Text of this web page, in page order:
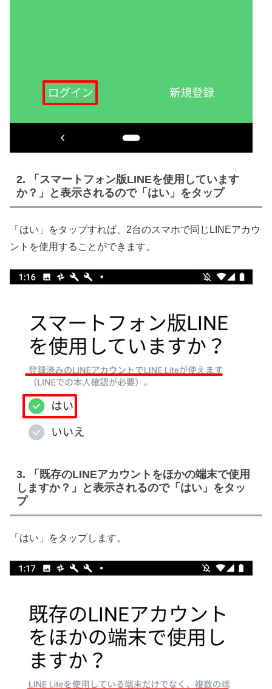
2. 「スマートフォン版LINEを使用しています
か？」と表示されるので「はい」をタップ
「はい」をタップすれば、2台のスマホで同じLINEアカウ
ントを使用することができます。
3. 「既存のLINEアカウントをほかの端末で使用
しますか？」と表示されるので「はい」をタッ
プ
「はい」をタップします。